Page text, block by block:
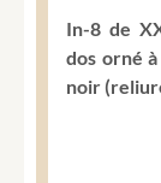
In-8 de
dos orné
noir